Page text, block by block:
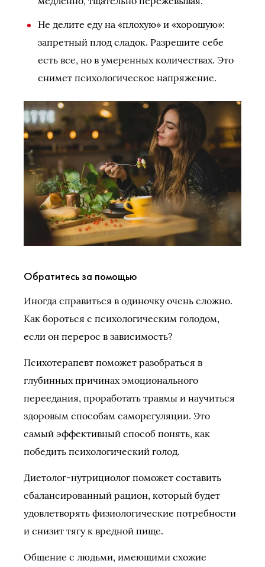
Не делите еду на «плохую» и «хорошую»:
запретный плод сладок. Разрешите себе
есть все, но в умеренных количествах. Это
снимет психологическое напряжение.
Обратитесь за помощью
Иногда справиться в одиночку очень сложно.
Как бороться с психологическим голодом,
если он перерос в зависимость?
Психотерапевт поможет разобраться в
глубинных причинах эмоционального
переедания, проработать травмы и научиться
здоровым способам саморегуляции. Это
самый эффективный способ понять, как
победить психологический голод.
Диетолог-нутрициолог поможет составить
сбалансированный рацион, который будет
удовлетворять физиологические потребности
и снизит тягу к вредной пище.
Общение с людьми, имеющими схожие